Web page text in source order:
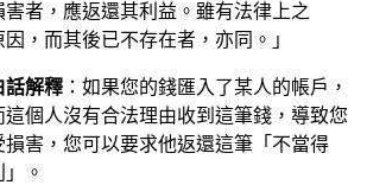
害者，應返還其利益。雖有法律上之
因，而其後已不存在者，亦同。」
話解釋 ：如果您的錢匯入了某人的帳戶，
這個人沒有合法理由收到這筆錢，導致您
損害，您可以要求他返還這筆「不當得
」。